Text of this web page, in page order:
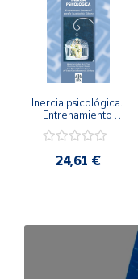
Inercia psicológica.
Entrenamiento
Igualdad de Género.
24,61 €